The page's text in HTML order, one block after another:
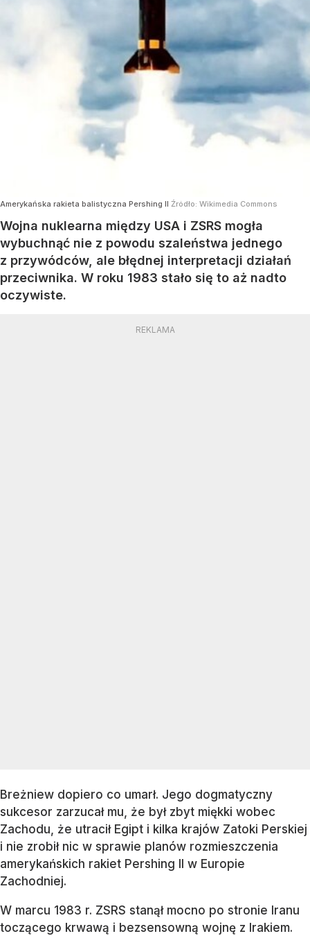
Amerykańska rakieta balistyczna Pershing II Źródło: Wikimedia Commons
Wojna nuklearna między USA i ZSRS mogła
wybuchnąć nie z powodu szaleństwa jednego
z przywódców, ale błędnej interpretacji działań
przeciwnika. W roku 1983 stało się to aż nadto
oczywiste.
Breżniew dopiero co umarł. Jego dogmatyczny
sukcesor zarzucał mu, że był zbyt miękki wobec
Zachodu, że utracił Egipt i kilka krajów Zatoki Perskiej
i nie zrobił nic w sprawie planów rozmieszczenia
amerykańskich rakiet Pershing II w Europie
Zachodniej.
W marcu 1983 r. ZSRS stanął mocno po stronie Iranu
toczącego krwawą i bezsensowną wojnę z Irakiem.